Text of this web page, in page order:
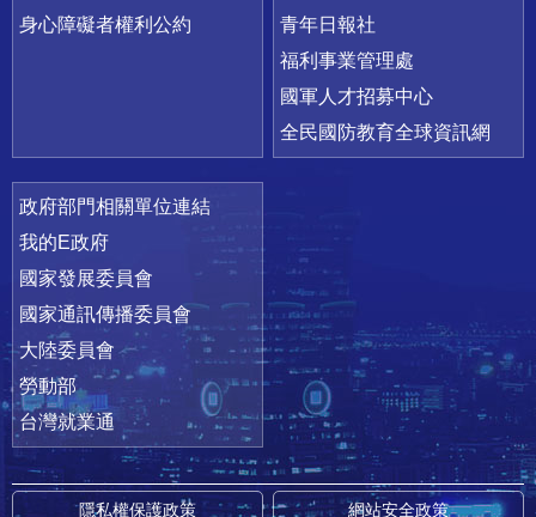
身心障礙者權利公約
青年日報社
福利事業管理處
國軍人才招募中心
全民國防教育全球資訊網
政府部門相關單位連結
我的E政府
國家發展委員會
國家通訊傳播委員會
大陸委員會
勞動部
台灣就業通
隱私權保護政策 網站安全政策